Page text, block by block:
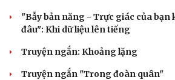
"Bẫy bản năng - Trực giác của
đâu": Khi dữ liệu lên tiếng
Truyện ngắn: Khoảng lặng
Truyện ngắn "Trong đoàn quân"